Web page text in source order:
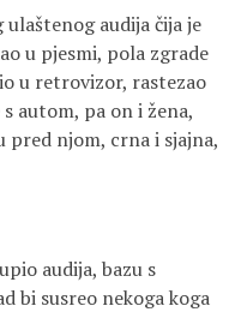
ulaštenog audija čija je
u pjesmi, pola zgrade
u retrovizor, rastezao
autom, pa on i žena,
pred njom, crna i sjajna,
audija, bazu s
bi susreo nekoga koga